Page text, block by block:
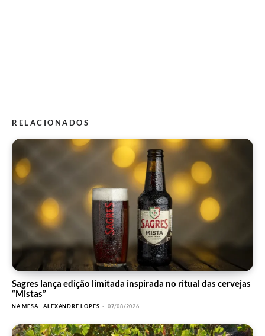
RELACIONADOS
Sagres lança edição limitada inspirada no ritual das cervejas
“Mistas”
NA MESA ALEXANDRE LOPES - 07/08/2026